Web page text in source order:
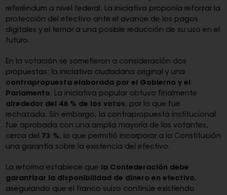
referéndum a nivel federal. La iniciativa proponía reforzar la
protección del efectivo ante el avance de los pagos
digitales y el temor a una posible reducción de su uso en el
futuro.
En la votación se sometieron a consideración dos
propuestas: la iniciativa ciudadana original y una
contrapropuesta elaborada por el Gobierno y el
Parlamento . La iniciativa popular obtuvo finalmente
alrededor del 46 % de los votos, por lo que fue
rechazada. Sin embargo, la contrapropuesta institucional
fue aprobada con una amplia mayoría de los votantes,
cerca del 73 %, lo que permitió incorporar a la Constitución
una garantía sobre la existencia del efectivo.
La reforma establece que la Confederación debe
garantizar la disponibilidad de dinero en efectivo,
asegurando que el franco suizo continúe existiendo